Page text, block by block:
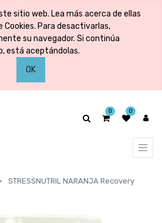
sitio web. Lea más acerca de ellas
Cookies. Para desactivarlas,
su navegador. Si continúa
está aceptándolas.
OK
0 0
STRESSNUTRIL NARANJA Recovery